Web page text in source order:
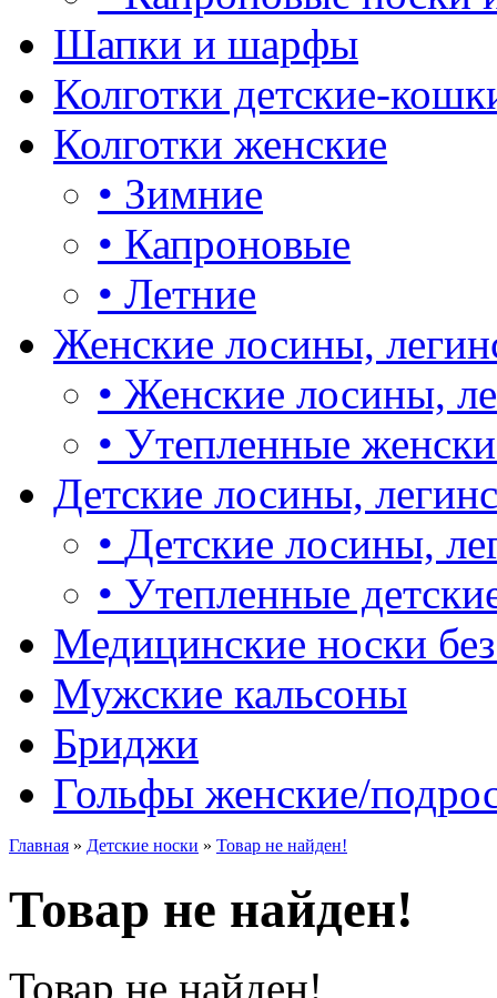
Шапки и шарфы
Колготки детские-
Колготки женские
• Зимние
• Капроновые
• Летние
Женские лосины,
• Женские лосины,
• Утепленные
Детские лосины,
• Детские лосины,
• Утепленные
Медицинские носки
Мужские кальсоны
Бриджи
Гольфы женские/
Главная » Детские носки » Товар не найден!
Товар не найден!
Товар не найден!